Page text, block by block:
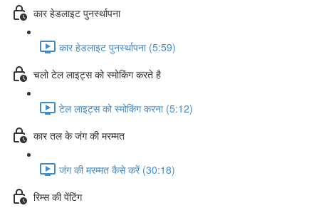
कार हेडलाइट पुनर्स्थापना
कार हेडलाइट पुनर्स्थापना (5:59)
चलो टेल लाइट्स को स्मोकिंग करते है
टेल लाइट्स को स्मोकिंग करना (5:12)
कार तल के जंग की मरम्मत
जंग की मरम्मत कैसे करें (30:18)
रिम्स की पेंटिंग